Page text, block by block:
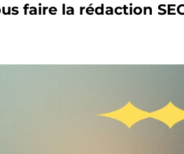
faire la rédaction